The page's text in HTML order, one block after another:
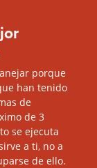
porque
han tenido
de
de 3
se ejecuta
a ti, no a
de ello.